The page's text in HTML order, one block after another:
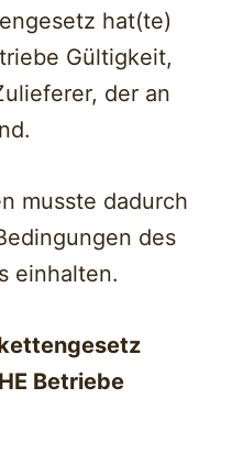
hat(te)
Gültigkeit,
der an
musste dadurch
des
einhalten.
Betriebe